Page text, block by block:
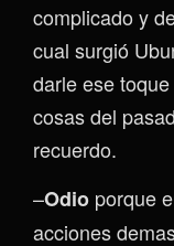
complicado y
cual surgió
darle ese
cosas del
recuerdo.
–Odio porque
acciones